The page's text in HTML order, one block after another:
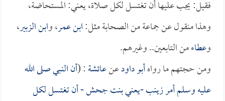
فقيل: يجب عليها أن تغتسل لكل صلاة، يعني: المستحاضة،
وهذا منقول عن جماعة من الصحابة مثل:ابن عمر، وابن الزبير،
وعطاءمن التابعين.. وغيرهم.
ومن حجتهم ما رواهأبو داودعنعائشة: (أن النبي صلى الله
عليه وسلم أمرزينب-يعنيبنت جحش- أن تغتسل لكل